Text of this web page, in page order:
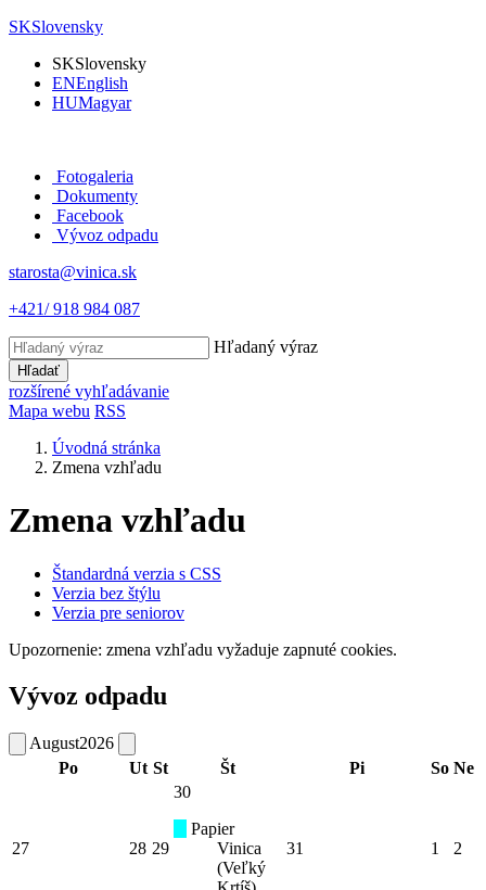
SKSlovensky
SKSlovensky
ENEnglish
HUMagyar
Fotogaleria
Dokumenty
Facebook
Vývoz odpadu
starosta@vinica.sk
+421/ 918 984 087
Hľadaný výraz
Hľadať
rozšírené vyhľadávanie
Mapa webu RSS
Úvodná stránka
Zmena vzhľadu
Zmena vzhľadu
Štandardná verzia s CSS
Verzia bez štýlu
Verzia pre seniorov
Upozornenie: zmena vzhľadu vyžaduje zapnuté cookies.
Vývoz odpadu
August2026
Po
Ut St Št Pi So Ne
27 28 29
30
Papier
Vinica
(Veľký
31 1 2